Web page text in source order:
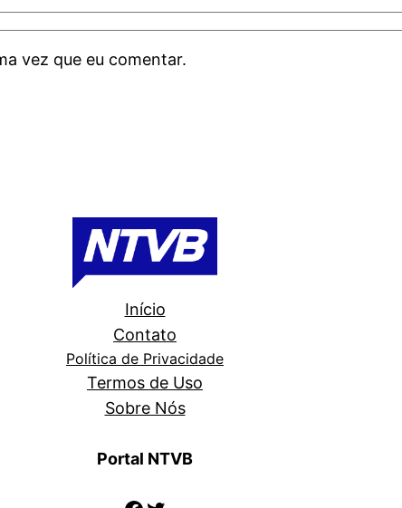
vez que eu comentar.
Início
Contato
Política de Privacidade
Termos de Uso
Sobre Nós
Portal NTVB